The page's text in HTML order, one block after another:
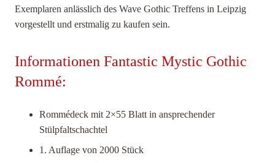
Exemplaren anlässlich des Wave Gothic Treffens in Leipzig
vorgestellt und erstmalig zu kaufen sein.
Informationen Fantastic Mystic Gothic
Rommé:
Rommédeck mit 2×55 Blatt in ansprechender
Stülpfaltschachtel
1. Auflage von 2000 Stück